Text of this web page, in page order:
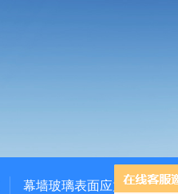
幕墙玻璃表面应力仪SSM-II